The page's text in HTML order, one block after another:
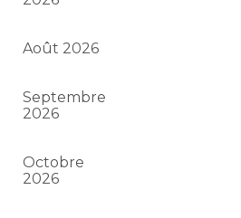
Août 2026
Septembre
2026
Octobre
2026